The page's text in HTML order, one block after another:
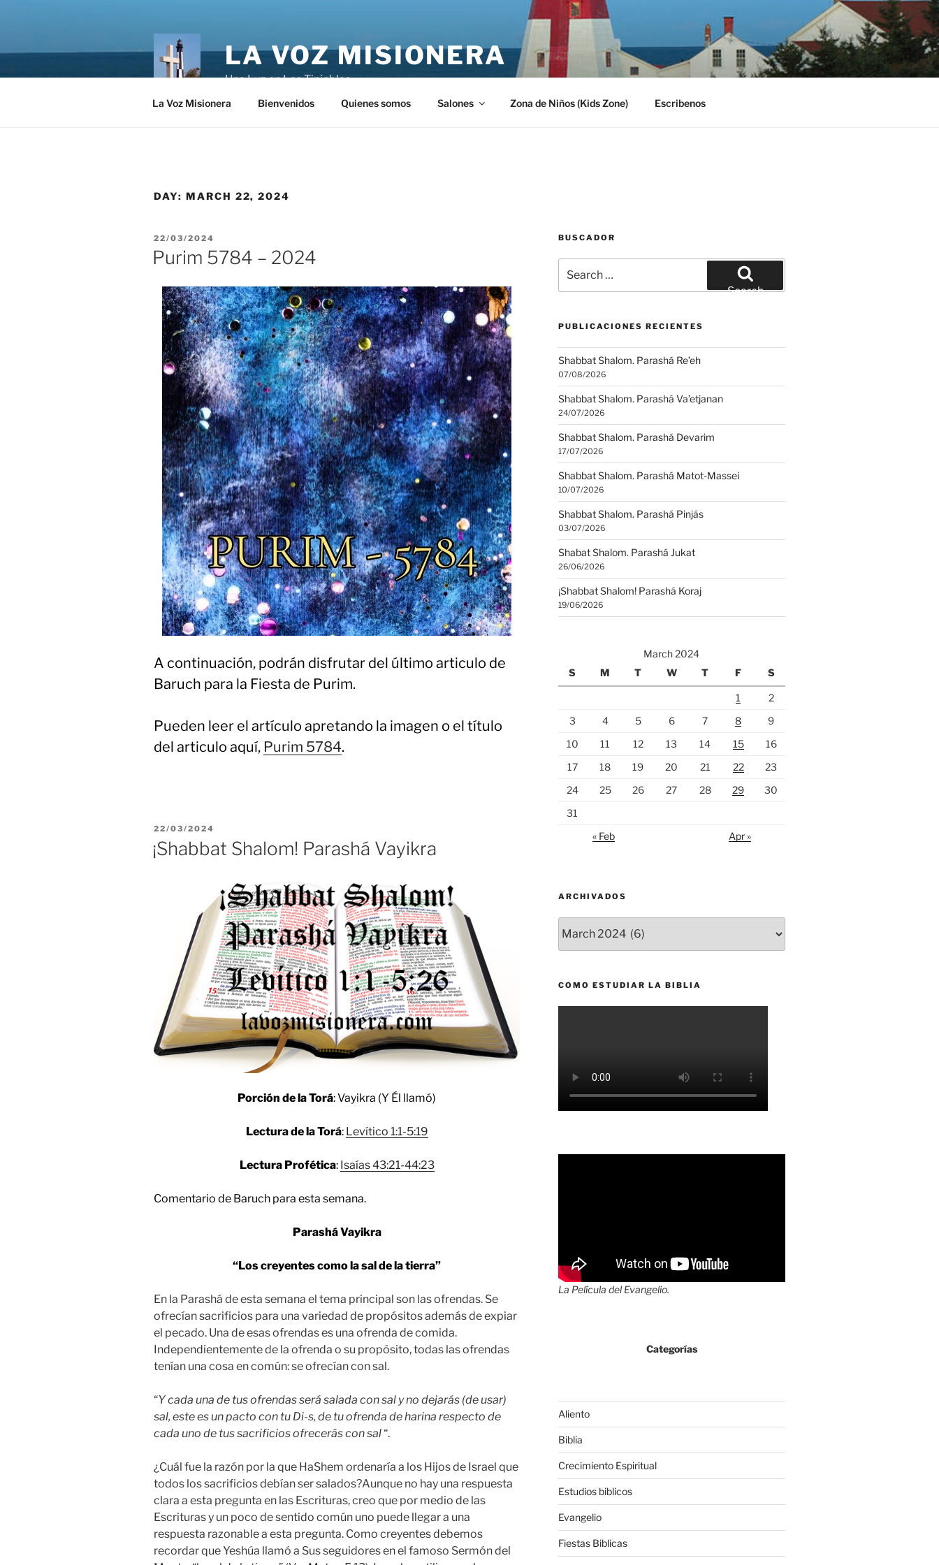
LA VOZ MISIONERA
Una Luz en Las Tinieblas
La Voz Misionera Bienvenidos Quienes somos Salones Zona de Niños (Kids Zone) Escribenos
DAY: MARCH 22, 2024
POSTED
ON
22/03/2024
Purim 5784 – 2024
A continuación, podrán disfrutar del último articulo de
Baruch para la Fiesta de Purim.
Pueden leer el artículo apretando la imagen o el título
del articulo aquí, Purim 5784.
POSTED
22/03/2024
¡Shabbat Shalom! Parashá Vayikra
Porción de la Torá: Vayikra (Y Él llamó)
Lectura de la Torá: Levítico 1:1-5:19
Lectura Profética: Isaías 43:21-44:23
Comentario de Baruch para esta semana.
Parashá Vayikra
“Los creyentes como la sal de la tierra”
En la Parashá de esta semana el tema principal son las ofrendas. Se
ofrecían sacrificios para una variedad de propósitos además de expiar
el pecado. Una de esas ofrendas es una ofrenda de comida.
Independientemente de la ofrenda o su propósito, todas las ofrendas
tenían una cosa en común: se ofrecían con sal.
“Y cada una de tus ofrendas será salada con sal y no dejarás (de usar)
sal, este es un pacto con tu Di-s, de tu ofrenda de harina respecto de
cada uno de tus sacrificios ofrecerás con sal“.
¿Cuál fue la razón por la que HaShem ordenaría a los Hijos de Israel que
todos los sacrificios debían ser salados?Aunque no hay una respuesta
clara a esta pregunta en las Escrituras, creo que por medio de las
Escrituras y un poco de sentido común uno puede llegar a una
respuesta razonable a esta pregunta. Como creyentes debemos
recordar que Yeshúa llamó a Sus seguidores en el famoso Sermón del
BUSCADOR
for:
Search
PUBLICACIONES RECIENTES
Shabbat Shalom. Parashá Re’eh
07/08/2026
Shabbat Shalom. Parashá Va’etjanan
24/07/2026
Shabbat Shalom. Parashá Devarim
17/07/2026
Shabbat Shalom. Parashá Matot-Massei
10/07/2026
Shabbat Shalom. Parashá Pinjás
03/07/2026
Shabat Shalom. Parashá Jukat
26/06/2026
¡Shabbat Shalom! Parashá Koraj
19/06/2026
March 2024
S
M T W T F S
1
2
3
4 5 6 7 8
9
10
11 12 13 14 15
16
17
18 19 20 21 22
23
24
25 26 27 28 29
30
31
« Feb
Apr »
ARCHIVADOS
COMO ESTUDIAR LA BIBLIA
La Película del Evangelio.
Categorías
Aliento
Biblia
Crecimiento Espiritual
Estudios biblicos
Evangelio
Fiestas Biblicas